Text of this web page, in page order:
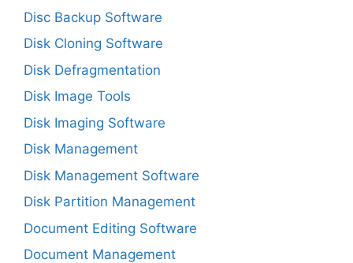
Disc Backup Software
Disk Cloning Software
Disk Defragmentation
Disk Image Tools
Disk Imaging Software
Disk Management
Disk Management Software
Disk Partition Management
Document Editing Software
Document Management